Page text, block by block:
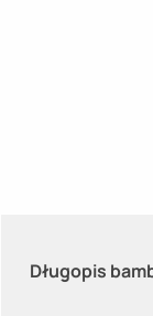
Długopis